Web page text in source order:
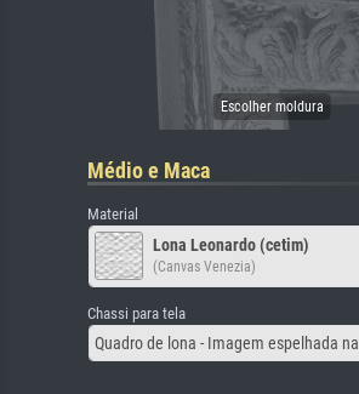
Médio e Maca
Material
Lona Leonardo (cetim)
(Canvas Venezia)
Chassi para tela
Quadro de lona - Imagem espelhada